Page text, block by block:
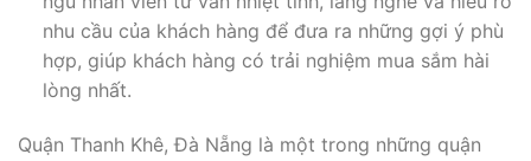
nhu cầu của khách hàng để đưa ra những gợi ý phù
hợp, giúp khách hàng có trải nghiệm mua sắm hài
lòng nhất.
Quận Thanh Khê, Đà Nẵng là một trong những quận